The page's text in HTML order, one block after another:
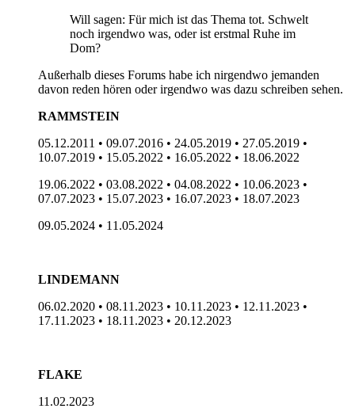
Will sagen: Für mich ist das Thema tot. Schwelt
noch irgendwo was, oder ist erstmal Ruhe im
Dom?
Außerhalb dieses Forums habe ich nirgendwo jemanden
davon reden hören oder irgendwo was dazu schreiben sehen.
RAMMSTEIN
05.12.2011 • 09.07.2016 • 24.05.2019 • 27.05.2019 •
10.07.2019 • 15.05.2022 • 16.05.2022 • 18.06.2022
19.06.2022 • 03.08.2022 • 04.08.2022 • 10.06.2023 •
07.07.2023 • 15.07.2023 • 16.07.2023 • 18.07.2023
09.05.2024 • 11.05.2024
LINDEMANN
06.02.2020 • 08.11.2023 • 10.11.2023 • 12.11.2023 •
17.11.2023 • 18.11.2023 • 20.12.2023
FLAKE
11.02.2023